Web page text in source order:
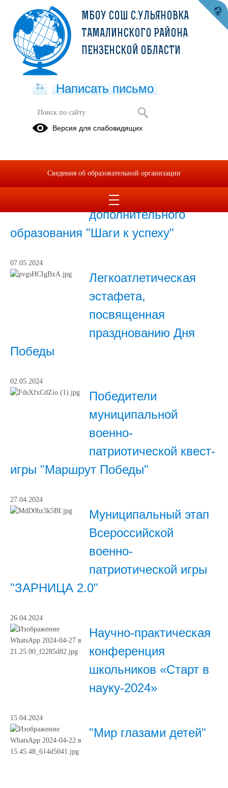
Наши успехи
Призеры и победители
муниципального
конкурса
дополнительного
образования "Шаги к успеху"
07.05.2024
Легкоатлетическая
эстафета,
посвященная
празднованию Дня
Победы
02.05.2024
Победители
муниципальной
военно-
патриотической квест-
игры "Маршрут Победы"
27.04.2024
Муниципальный этап
Всероссийской
военно-
патриотической игры
"ЗАРНИЦА 2.0"
26.04.2024
Научно-практическая
конференция
школьников «Старт в
науку-2024»
15.04.2024
"Мир глазами детей"
МБОУ СОШ С.УЛЬЯНОВКА
ТАМАЛИНСКОГО РАЙОНА
ПЕНЗЕНСКОЙ ОБЛАСТИ
Написать письмо
Версия для слабовидящих
Сведения об образовательной организации